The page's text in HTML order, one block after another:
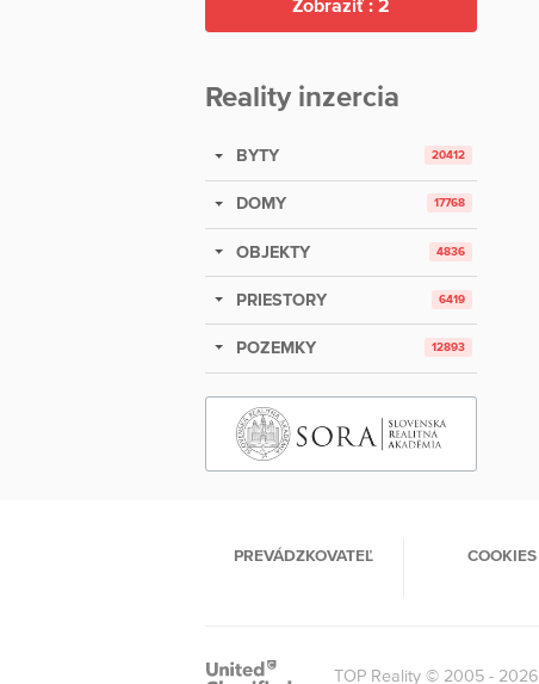
Zobraziť : 2
Reality inzercia
BYTY 20412
DOMY 17768
OBJEKTY 4836
PRIESTORY 6419
POZEMKY 12893
PREVÁDZKOVATEĽ COOKIES
TOP Reality © 2005 - 2026